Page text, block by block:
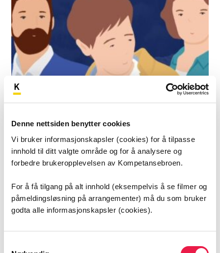
Denne nettsiden benytter cookies
Vi bruker informasjonskapsler (cookies) for å tilpasse
innhold til ditt valgte område og for å analysere og
forbedre brukeropplevelsen av Kompetansebroen.
For å få tilgang på alt innhold (eksempelvis å se filmer og
påmeldingsløsning på arrangementer) må du som bruker
godta alle informasjonskapsler (cookies).
foresatte
0:35